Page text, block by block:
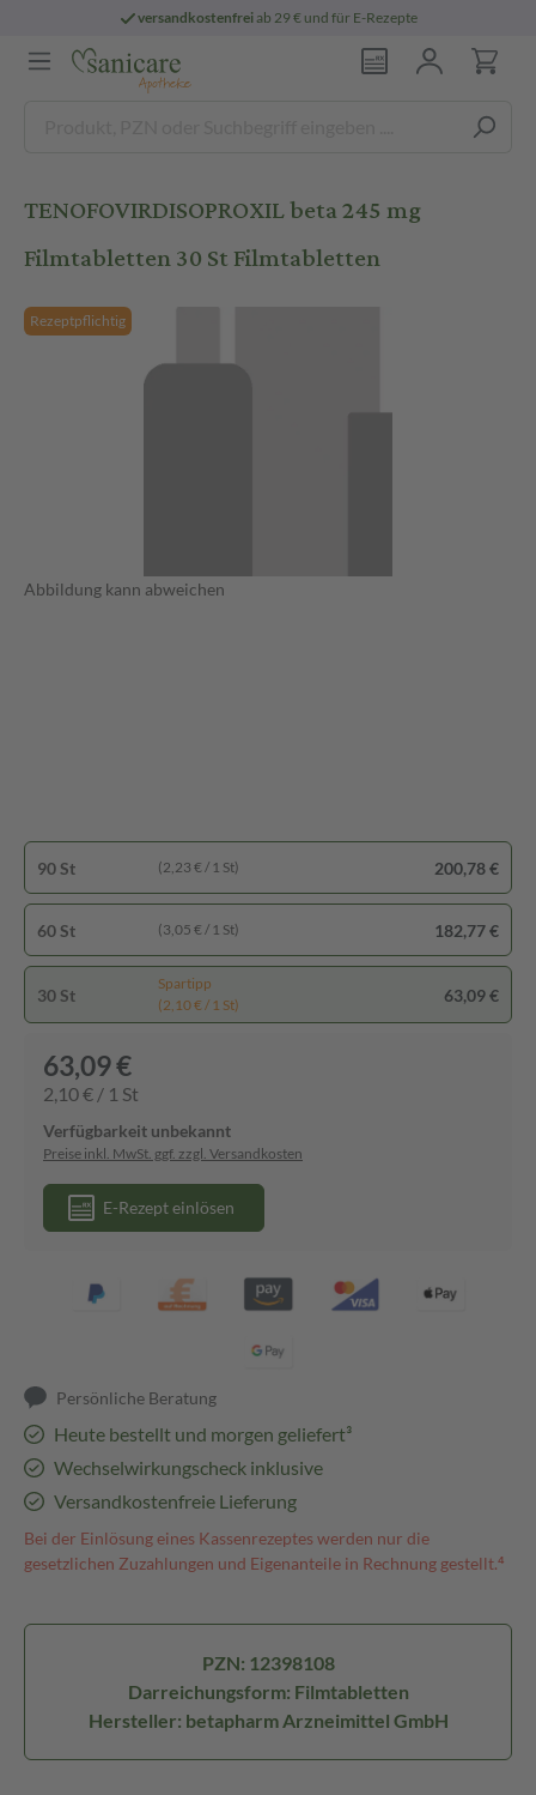
versandkostenfreiab 29 € und für E-Rezepte
TENOFOVIRDISOPROXIL beta 245 mg
Filmtabletten 30 St Filmtabletten
Rezeptpflichtig
Abbildung kann abweichen
90 St (2,23 € / 1 St) 200,78 €
60 St (3,05 € / 1 St) 182,77 €
30 St
Spartipp
(2,10 € / 1 St)
63,09 €
63,09 €
2,10 € / 1 St
Verfügbarkeit unbekannt
Preise inkl. MwSt. ggf. zzgl. Versandkosten
E-Rezept einlösen
Persönliche Beratung
Heute bestellt und morgen geliefert³
Wechselwirkungscheck inklusive
Versandkostenfreie Lieferung
Bei der Einlösung eines Kassenrezeptes werden nur die
gesetzlichen Zuzahlungen und Eigenanteile in Rechnung gestellt.⁴
PZN: 12398108
Darreichungsform: Filmtabletten
Hersteller: betapharm Arzneimittel GmbH